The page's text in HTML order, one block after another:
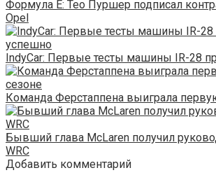
Формула E: Тео Пуршер подписал
Opel
IndyCar: Первые тесты машины IR-28
Команда Ферстаппена выиграла
Бывший глава McLaren получил
WRC
Добавить комментарий